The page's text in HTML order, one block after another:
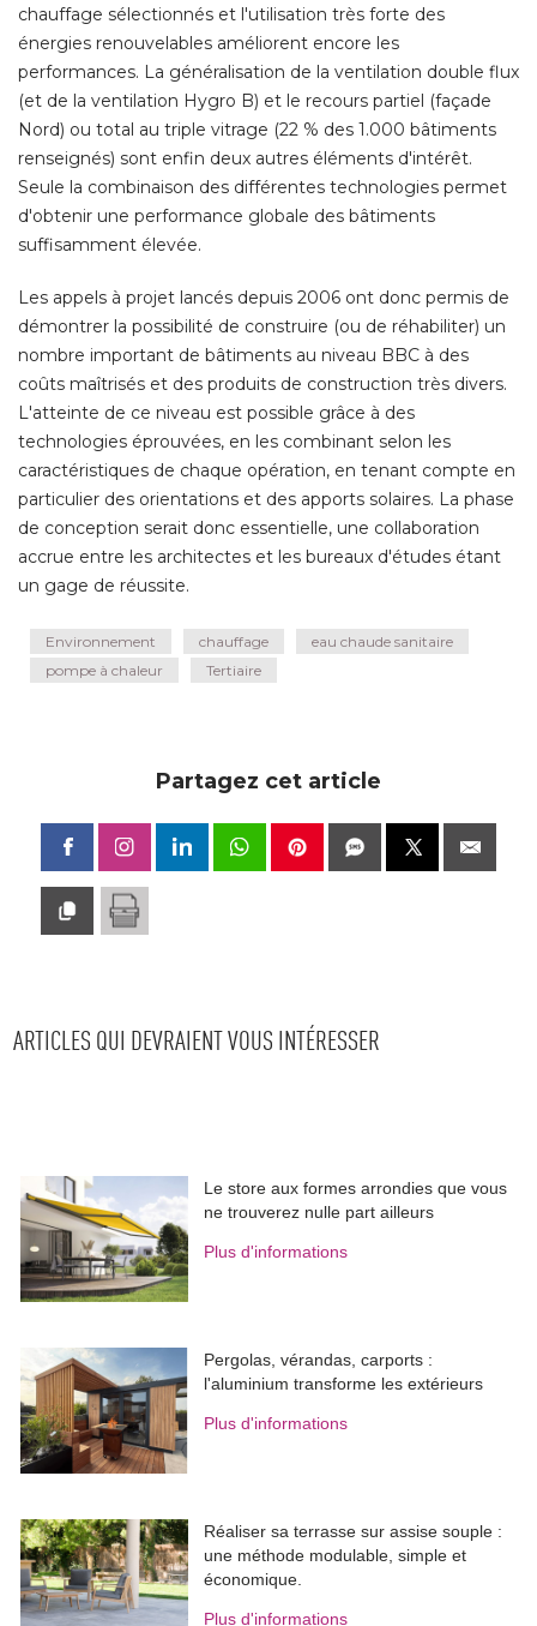
chauffage sélectionnés et l'utilisation très forte des
énergies renouvelables améliorent encore les
performances. La généralisation de la ventilation double flux
(et de la ventilation Hygro B) et le recours partiel (façade
Nord) ou total au triple vitrage (22 % des 1.000 bâtiments
renseignés) sont enfin deux autres éléments d'intérêt.
Seule la combinaison des différentes technologies permet
d'obtenir une performance globale des bâtiments
suffisamment élevée.
Les appels à projet lancés depuis 2006 ont donc permis de
démontrer la possibilité de construire (ou de réhabiliter) un
nombre important de bâtiments au niveau BBC à des
coûts maîtrisés et des produits de construction très divers.
L'atteinte de ce niveau est possible grâce à des
technologies éprouvées, en les combinant selon les
caractéristiques de chaque opération, en tenant compte en
particulier des orientations et des apports solaires. La phase
de conception serait donc essentielle, une collaboration
accrue entre les architectes et les bureaux d'études étant
un gage de réussite.
Environnement chauffage
eau chaude sanitaire
pompe à chaleur
Tertiaire
Partagez cet article
ARTICLES QUI DEVRAIENT VOUS INTÉRESSER
Le store aux formes arrondies que vous
ne trouverez nulle part ailleurs
Plus d'informations
Pergolas, vérandas, carports :
l'aluminium transforme les extérieurs
Plus d'informations
Réaliser sa terrasse sur assise souple :
une méthode modulable, simple et
économique.
Plus d'informations